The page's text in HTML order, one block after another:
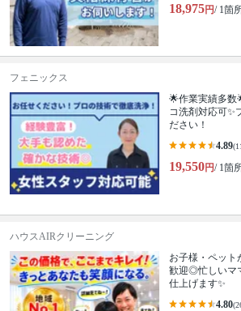
18,975円/ 1箇
フェニックス
🌟作業実績多数
コ洗剤対応可✨
ださい！
4.89
19,550円/ 1箇
ハウスAIRクリーニング
お子様・ペット
歓迎◎忙しいマ
仕上げます✨
4.80